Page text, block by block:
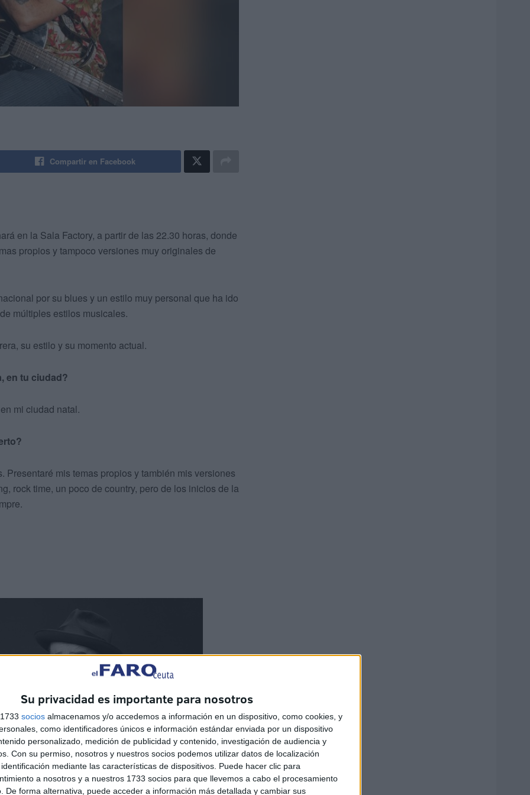
Su privacidad es importante para nosotros
socios almacenamos y/o accedemos a información en un dispositivo, como cookies, y
como identificadores únicos e información estándar enviada por un dispositivo
personalizado, medición de publicidad y contenido, investigación de audiencia y
Con su permiso, nosotros y nuestros socios podemos utilizar datos de localización
mediante las características de dispositivos. Puede hacer clic para
a nosotros y a nuestros 1733 socios para que llevemos a cabo el procesamiento
De forma alternativa, puede acceder a información más detallada y cambiar sus
Compartir en Facebook
en la Sala Factory, a partir de las 22.30 horas, donde
propios y tampoco versiones muy originales de
por su blues y un estilo muy personal que ha ido
múltiples estilos musicales.
su estilo y su momento actual.
en tu ciudad?
mi ciudad natal.
mis temas propios y también mis versiones
rock time, un poco de country, pero de los inicios de la